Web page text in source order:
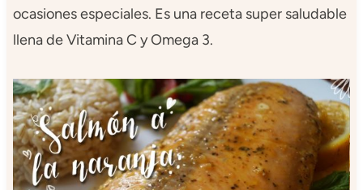
ocasiones especiales. Es una receta super saludable
llena de Vitamina C y Omega 3.